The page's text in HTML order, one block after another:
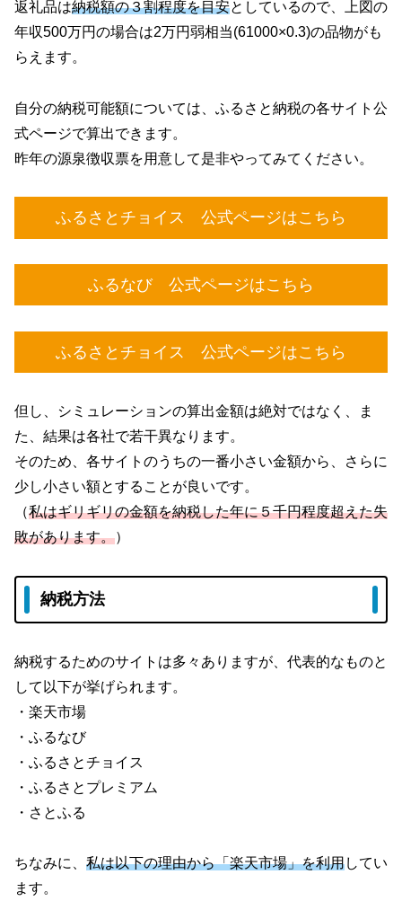
返礼品は納税額の３割程度を目安としているので、上図の
年収500万円の場合は2万円弱相当(61000×0.3)の品物がも
らえます。
自分の納税可能額については、ふるさと納税の各サイト公
式ページで算出できます。
昨年の源泉徴収票を用意して是非やってみてください。
ふるさとチョイス 公式ページはこちら
ふるなび 公式ページはこちら
ふるさとチョイス 公式ページはこちら
但し、シミュレーションの算出金額は絶対ではなく、ま
た、結果は各社で若干異なります。
そのため、各サイトのうちの一番小さい金額から、さらに
少し小さい額とすることが良いです。
（私はギリギリの金額を納税した年に５千円程度超えた失
敗があります。）
納税方法
納税するためのサイトは多々ありますが、代表的なものと
して以下が挙げられます。
・楽天市場
・ふるなび
・ふるさとチョイス
・ふるさとプレミアム
・さとふる
ちなみに、 私は以下の理由から「楽天市場」を利用してい
ます。